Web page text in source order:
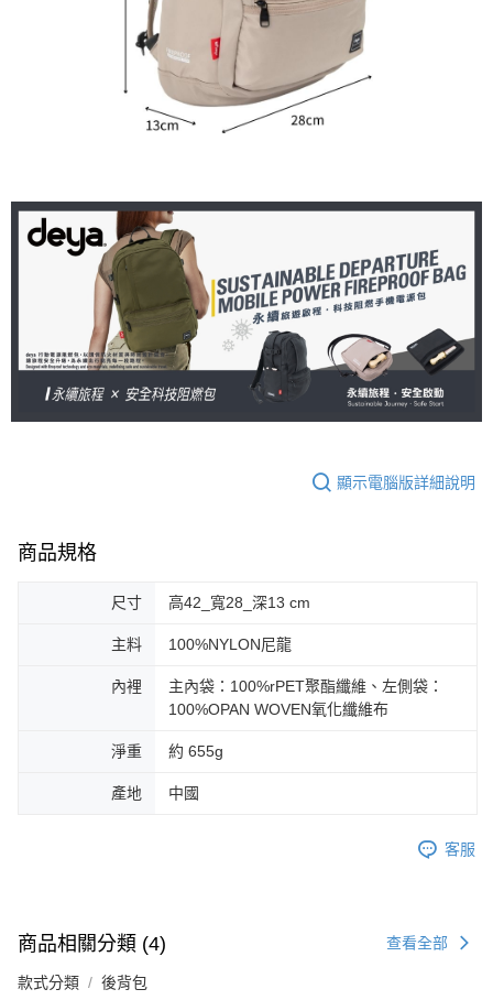
顯示電腦版詳細說明
商品規格
尺寸 高42_寬28_深13 cm
主料 100%NYLON尼龍
內裡
主內袋：100%rPET聚酯纖維、左側袋：
100%OPAN WOVEN氧化纖維布
淨重 約 655g
產地 中國
客服
商品相關分類 (4) 查看全部
款式分類 後背包